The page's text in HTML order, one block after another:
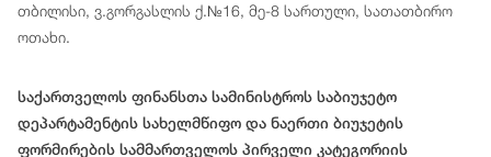
თბილისი, ვ.გორგასლის ქ.№16, მე-8 სართული, სათათბირო
ოთახი.
საქართველოს ფინანსთა სამინისტროს საბიუჯეტო
დეპარტამენტის სახელმწიფო და ნაერთი ბიუჯეტის
ფორმირების სამმართველოს პირველი კატეგორიის